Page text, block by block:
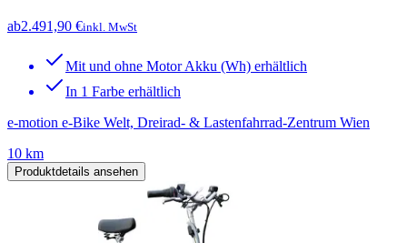
ab2.491,90 €inkl. MwSt
Mit und ohne Motor Akku (Wh) erhältlich
In 1 Farbe erhältlich
e-motion e-Bike Welt, Dreirad- & Lastenfahrrad-Zentrum Wien
10 km
Produktdetails ansehen